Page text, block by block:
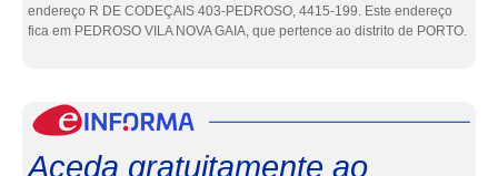
endereço R DE CODEÇAIS 403-PEDROSO, 4415-199. Este endereço
fica em PEDROSO VILA NOVA GAIA, que pertence ao distrito de PORTO.
Aceda gratuitamente ao